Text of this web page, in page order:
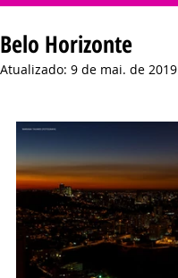
Belo Horizonte
Atualizado: 9 de mai. de 2019